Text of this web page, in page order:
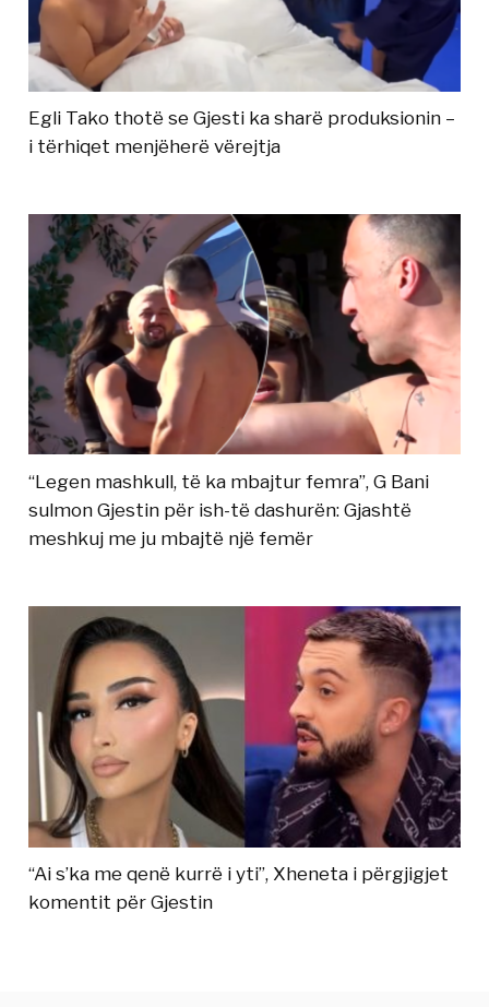
Egli Tako thotë se Gjesti ka sharë produksionin –
i tërhiqet menjëherë vërejtja
“Legen mashkull, të ka mbajtur femra”, G Bani
sulmon Gjestin për ish-të dashurën: Gjashtë
meshkuj me ju mbajtë një femër
“Ai s’ka me qenë kurrë i yti”, Xheneta i përgjigjet
komentit për Gjestin